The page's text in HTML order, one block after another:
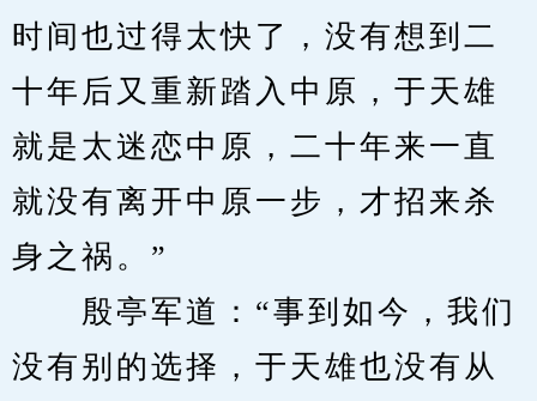
时间也过得太快了，没有想到二
十年后又重新踏入中原，于天雄
就是太迷恋中原，二十年来一直
就没有离开中原一步，才招来杀
身之祸。”
殷亭军道：“事到如今，我们
没有别的选择，于天雄也没有从